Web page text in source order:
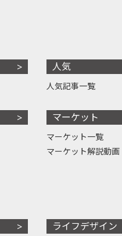
人気
人気記事一覧
マーケット
マーケット一覧
マーケット解説動画
ライフデザイン